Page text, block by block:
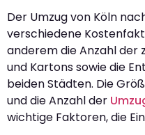
Der Umzug von Köln
verschiedene
anderem die Anzahl
und Kartons sowie die
beiden Städten. Die
und die Anzahl der
wichtige Faktoren, die